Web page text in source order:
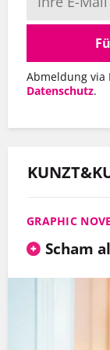
Abmeldung via
Datenschutz.
GRAPHIC
Scham